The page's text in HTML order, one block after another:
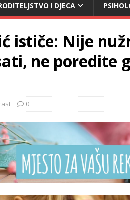
I DJECA
ističe: Nije
ne poredite
0